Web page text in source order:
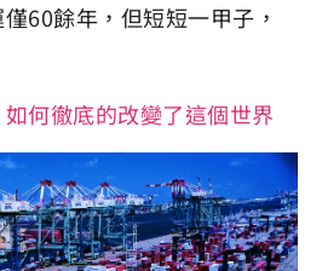
60餘年，但短短一甲子，
何徹底的改變了這個世界